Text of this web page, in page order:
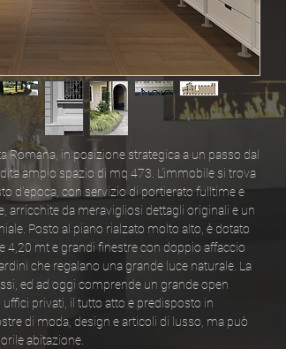
Romana, in posizione strategica a un passo dal
ampio spazio di mq 473. L'immobile si trova
d'epoca, con servizio di portierato fulltime e
arricchite da meravigliosi dettagli originali e un
Posto al piano rialzato molto alto, è dotato
4,20 mt e grandi finestre con doppio affaccio
che regalano una grande luce naturale. La
ed ad oggi comprende un grande open
privati, il tutto atto e predisposto in
di moda, design e articoli di lusso, ma può
abitazione.